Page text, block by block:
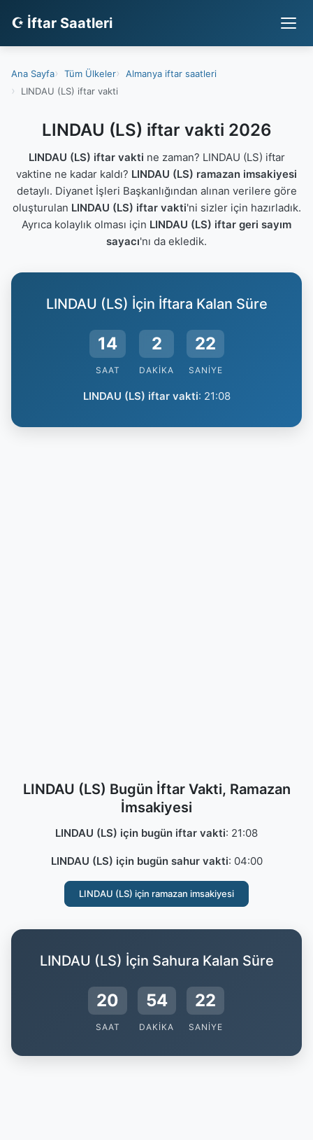
☪ İftar Saatleri
Ana Sayfa Tüm Ülkeler
Almanya iftar saatleri
LINDAU (LS) iftar vakti
LINDAU (LS) iftar vakti 2026
LINDAU (LS) iftar vakti ne zaman? LINDAU (LS) iftar
vaktine ne kadar kaldı? LINDAU (LS) ramazan imsakiyesi
detaylı. Diyanet İşleri Başkanlığından alınan verilere göre
oluşturulan LINDAU (LS) iftar vakti'ni sizler için hazırladık.
Ayrıca kolaylık olması için LINDAU (LS) iftar geri sayım
sayacı'nı da ekledik.
LINDAU (LS) İçin İftara Kalan Süre
14
SAAT
2
DAKIKA
21
SANIYE
LINDAU (LS) iftar vakti: 21:08
LINDAU (LS) Bugün İftar Vakti, Ramazan
İmsakiyesi
LINDAU (LS) için bugün iftar vakti: 21:08
LINDAU (LS) için bugün sahur vakti: 04:00
LINDAU (LS) için ramazan imsakiyesi
LINDAU (LS) İçin Sahura Kalan Süre
20
SAAT
54
DAKIKA
22
SANIYE